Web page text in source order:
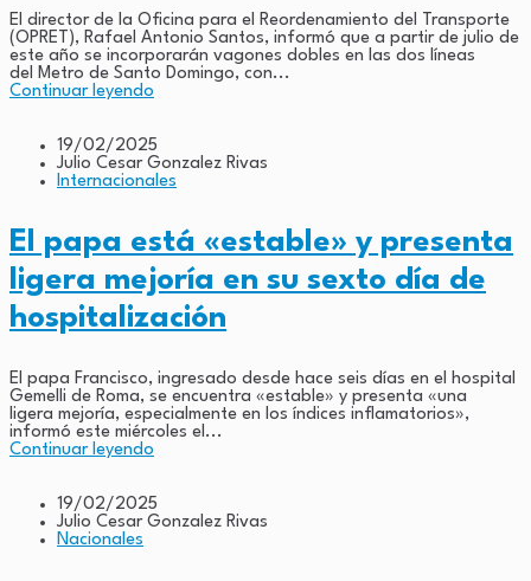
El director de la Oficina para el Reordenamiento del Transporte
(OPRET), Rafael Antonio Santos, informó que a partir de julio de
este año se incorporarán vagones dobles en las dos líneas
del Metro de Santo Domingo, con...
Continuar leyendo
19/02/2025
Julio Cesar Gonzalez Rivas
Internacionales
El papa está «estable» y presenta
ligera mejoría en su sexto día de
hospitalización
El papa Francisco, ingresado desde hace seis días en el hospital
Gemelli de Roma, se encuentra «estable» y presenta «una
ligera mejoría, especialmente en los índices inflamatorios»,
informó este miércoles el...
Continuar leyendo
19/02/2025
Julio Cesar Gonzalez Rivas
Nacionales